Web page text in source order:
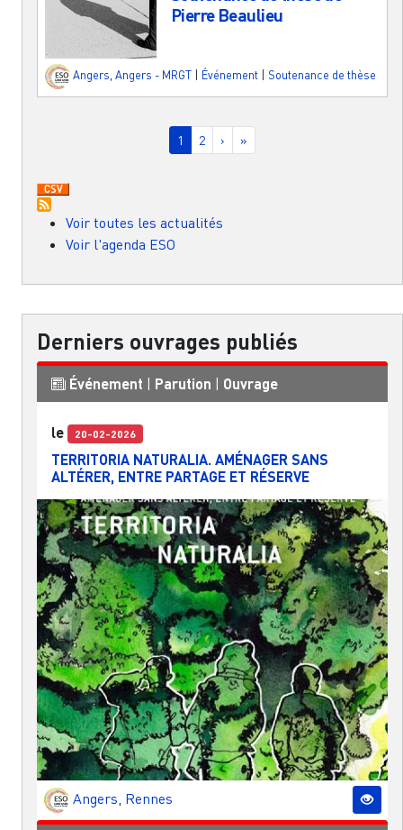
Pierre Beaulieu
Angers, Angers - MRGT Événement Soutenance de thèse
Page courante
1 Page
2 Page suivante
› Dernière page
»
Voir toutes les actualités
Voir l'agenda ESO
Derniers ouvrages publiés
Événement Parution Ouvrage
le 20-02-2026
TERRITORIA NATURALIA. AMÉNAGER SANS
ALTÉRER, ENTRE PARTAGE ET RÉSERVE
Angers Rennes